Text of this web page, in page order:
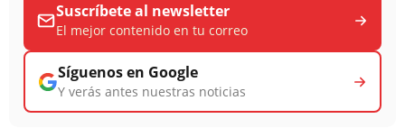
Suscríbete al newsletter
El mejor contenido en tu correo
Síguenos en Google
Y verás antes nuestras noticias